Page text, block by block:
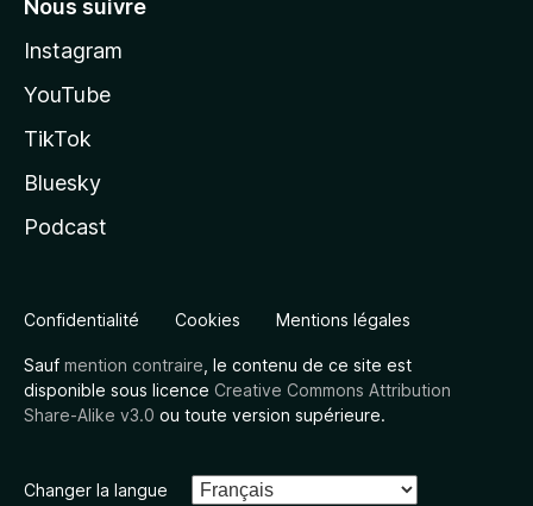
Nous suivre
Instagram
YouTube
TikTok
Bluesky
Podcast
Confidentialité Cookies Mentions légales
Sauf mention contraire , le contenu de ce site est
disponible sous licence Creative Commons Attribution
Share-Alike v3.0 ou toute version supérieure.
Changer la langue